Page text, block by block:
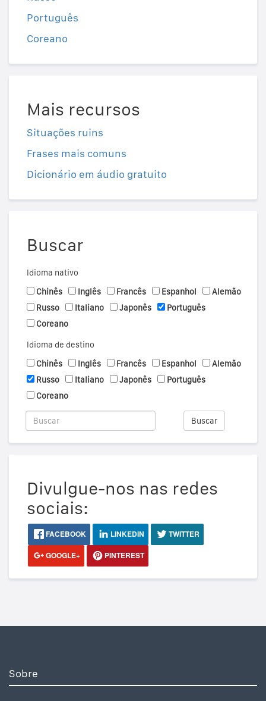
Português
Coreano
Mais recursos
Situações ruins
Frases mais comuns
Dicionário em áudio gratuito
Buscar
Idioma nativo
Chinês
Inglês Francês Espanhol
Alemão
Russo
Italiano Japonês
Português
Coreano
Idioma de destino
Chinês
Inglês Francês Espanhol
Alemão
Russo
Italiano Japonês
Português
Coreano
Buscar
Divulgue-nos nas redes
sociais:
FACEBOOK LINKEDIN
TWITTER
GOOGLE+
PINTEREST
Sobre